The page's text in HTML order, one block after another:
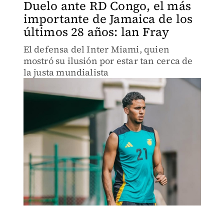
Duelo ante RD Congo, el más
importante de Jamaica de los
últimos 28 años: lan Fray
El defensa del Inter Miami, quien
mostró su ilusión por estar tan cerca de
la justa mundialista